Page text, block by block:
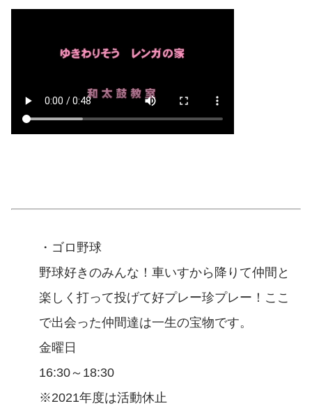
・ゴロ野球
野球好きのみんな！車いすから降りて仲間と
楽しく打って投げて好プレー珍プレー！ここ
で出会った仲間達は一生の宝物です。
金曜日
16:30～18:30
※2021年度は活動休止